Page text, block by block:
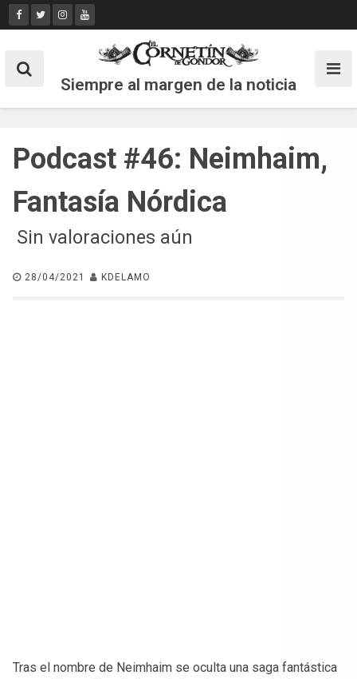
Skip
to
Siempre al margen de la noticia
Podcast #46: Neimhaim,
Fantasía Nórdica
Sin valoraciones aún
28/04/2021 KDELAMO
Tras el nombre de Neimhaim se oculta una saga fantástica